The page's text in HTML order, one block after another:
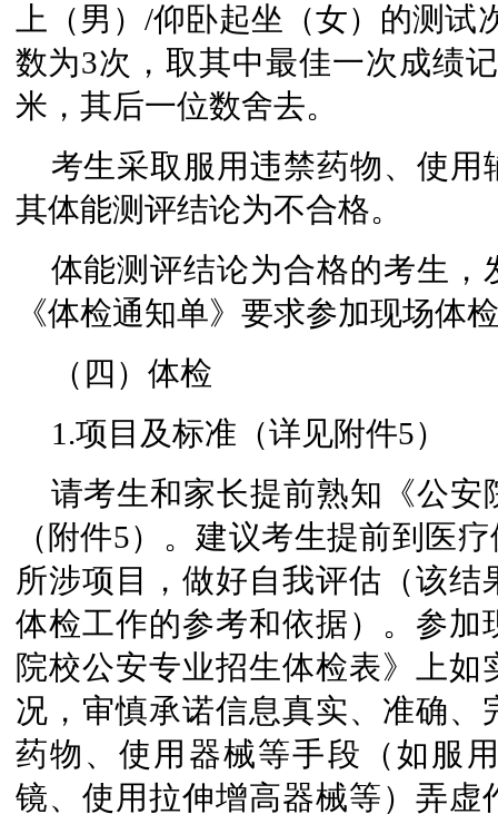
上（男）/仰卧起坐（女）的测
数为3次，取其中最佳一次成绩
米，其后一位数舍去。
考生采取服用违禁药物、使
其体能测评结论为不合格。
体能测评结论为合格的考生
《体检通知单》要求参加现场体
（四）体检
1.项目及标准（详见附件5）
请考生和家长提前熟知《公
（附件5）。建议考生提前到医
所涉项目，做好自我评估（该
体检工作的参考和依据）。参
院校公安专业招生体检表》上
况，审慎承诺信息真实、准确
药物、使用器械等手段（如服
镜、使用拉伸增高器械等）弄